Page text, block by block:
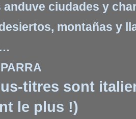
anduve ciudades y
montañas y
titres sont
le plus !)